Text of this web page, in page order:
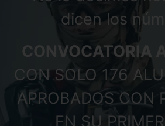
dicen los
CONVOCATORIA
CON SOLO 176
APROBADOS CON
EN SU